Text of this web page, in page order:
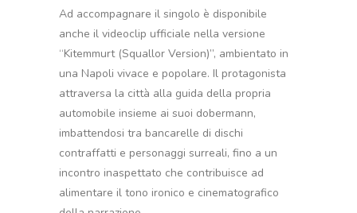
Ad accompagnare il singolo è disponibile
anche il videoclip ufficiale nella versione
“Kitemmurt (Squallor Version)”, ambientato in
una Napoli vivace e popolare. Il protagonista
attraversa la città alla guida della propria
automobile insieme ai suoi dobermann,
imbattendosi tra bancarelle di dischi
contraffatti e personaggi surreali, fino a un
incontro inaspettato che contribuisce ad
alimentare il tono ironico e cinematografico